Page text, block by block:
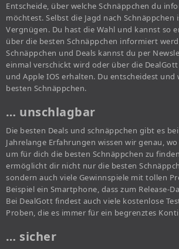
Entscheide, über welche Schnäppchen du
möchtest. Selbst die Jagd nach Schnäppchen
Vergnügen. Du hast die Wahl und kannst so
über die besten Schnäppchen informiert
Schnäppchen und Deals kannst du per
einmal verschickt wird oder über die
und Apple IOS erhalten. Du entscheidest
besten Schnäppchen.
… unschlagbar
Die besten Deals und schnäppchen gibt es
Jahrelange Erfahrungen wissen wir genau,
um für dich die besten Schnäppchen zu
ermöglicht dir nicht nur die besten
sondern auch viele Gewinnspiele mit tollen
Beispiel ein Smartphone, dass zum Release-
Bei DealGott findest auch viele kostenlose
Proben, die es immer für ein begrenztes
… sicher